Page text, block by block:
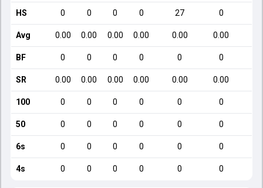
HS 0 0 0 0 27 0
Avg 0.00 0.00 0.00 0.00 0.00 0.00
BF 0 0 0 0 0 0
SR 0.00 0.00 0.00 0.00 0.00 0.00
100 0 0 0 0 0 0
50 0 0 0 0 0 0
6s 0 0 0 0 0 0
4s 0 0 0 0 0 0